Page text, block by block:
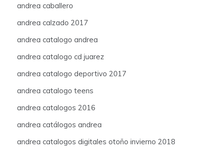
andrea caballero
andrea calzado 2017
andrea catalogo andrea
andrea catalogo cd juarez
andrea catalogo deportivo 2017
andrea catalogo teens
andrea catalogos 2016
andrea catálogos andrea
andrea catalogos digitales otoño invierno 2018